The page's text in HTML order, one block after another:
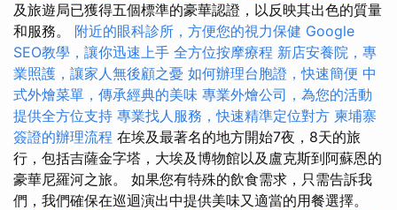
及旅遊局已獲得五個標準的豪華認證，以反映其出色的質量
和服務。 附近的眼科診所，方便您的視力保健 Google
SEO教學，讓你迅速上手 全方位按摩療程 新店安養院，專
業照護，讓家人無後顧之憂 如何辦理台胞證，快速簡便 中
式外燴菜單，傳承經典的美味 專業外燴公司，為您的活動
提供全方位支持 專業找人服務，快速精準定位對方 柬埔寨
簽證的辦理流程 在埃及最著名的地方開始7夜，8天的旅
行，包括吉薩金字塔，大埃及博物館以及盧克斯到阿蘇恩的
豪華尼羅河之旅。 如果您有特殊的飲食需求，只需告訴我
們，我們確保在巡迴演出中提供美味又適當的用餐選擇。